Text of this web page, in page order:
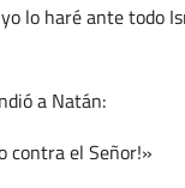
lo haré ante todo
a Natán:
contra el Señor!»